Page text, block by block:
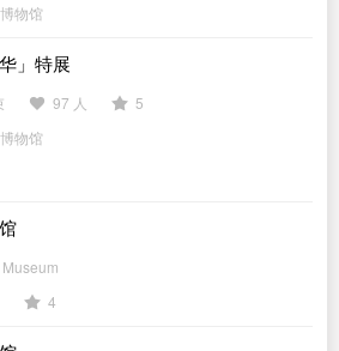
物馆
」特展
97 人
5
物馆
4